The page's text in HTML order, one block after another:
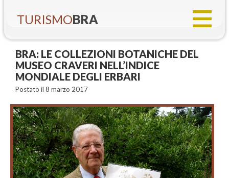
TURISMOBRA
BRA: LE COLLEZIONI BOTANICHE DEL
MUSEO CRAVERI NELL’INDICE
MONDIALE DEGLI ERBARI
Postato il 8 marzo 2017